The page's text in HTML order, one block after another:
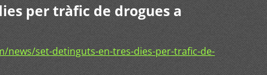
per tràfic de drogues a
news/set-detinguts-en-tres-dies-per-trafic-de-